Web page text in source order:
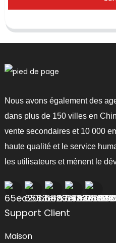
Nous avons également des
dans plus de 150 villes en
vente secondaires et 10 000
haute qualité et le service
les utilisateurs et mènent le
Support Client
Maison